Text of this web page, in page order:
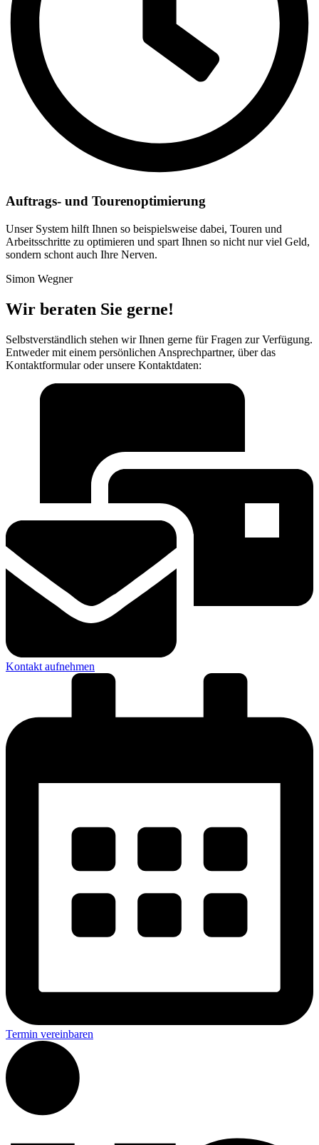
Auftrags- und Tourenoptimierung
Unser System hilft Ihnen so beispielsweise dabei, Touren und
Arbeitsschritte zu optimieren und spart Ihnen so nicht nur viel Geld,
sondern schont auch Ihre Nerven.
Simon Wegner
Wir beraten Sie gerne!
Selbstverständlich stehen wir Ihnen gerne für Fragen zur Verfügung.
Entweder mit einem persönlichen Ansprechpartner, über das
Kontaktformular oder unsere Kontaktdaten:
Kontakt aufnehmen
Termin vereinbaren